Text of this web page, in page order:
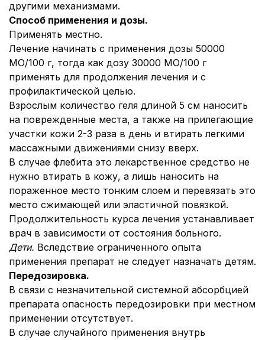
другими механизмами.
Способ применения и дозы.
Применять местно.
Лечение начинать с применения дозы 50000
МО/100 г, тогда как дозу 30000 МО/100 г
применять для продолжения лечения и с
профилактической целью.
Взрослым количество геля длиной 5 см наносить
на поврежденные места, а также на прилегающие
участки кожи 2-3 раза в день и втирать легкими
массажными движениями снизу вверх.
В случае флебита это лекарственное средство не
нужно втирать в кожу, а лишь наносить на
пораженное место тонким слоем и перевязать это
место сжимающей или эластичной повязкой.
Продолжительность курса лечения устанавливает
врач в зависимости от состояния больного.
Дети. Вследствие ограниченного опыта
применения препарат не следует назначать детям.
Передозировка.
В связи с незначительной системной абсорбцией
препарата опасность передозировки при местном
применении отсутствует.
В случае случайного применения внутрь